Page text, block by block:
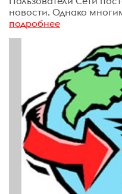
новости. Однако
подробнее